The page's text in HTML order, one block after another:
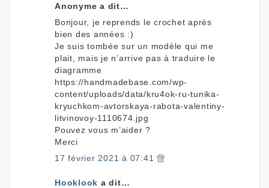
Anonyme a dit…
Bonjour, je reprends le crochet après
bien des années :)
Je suis tombée sur un modèle qui me
plait, mais je n’arrive pas à traduire le
diagramme
https://handmadebase.com/wp-
content/uploads/data/kru4ok-ru-tunika-
kryuchkom-avtorskaya-rabota-valentiny-
litvinovoy-1110674.jpg
Pouvez vous m’aider ?
Merci
17 février 2021 à 07:41
Hooklook a dit…